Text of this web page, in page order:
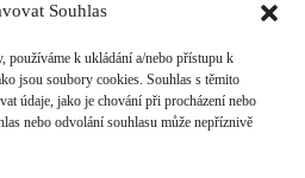
Souhlas
k ukládání a/nebo přístupu k
jsou soubory cookies. Souhlas s těmito
údaje, jako je chování při procházení nebo
nebo odvolání souhlasu může nepříznivě
5 ... 517